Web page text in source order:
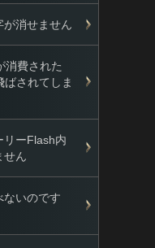
が消せません
消費された
ばされてしま
リーFlash内
せん
ないのです